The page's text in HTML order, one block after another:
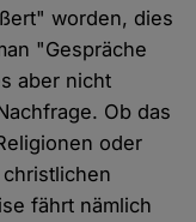
worden, dies
"Gespräche
aber nicht
Ob das
oder
fährt nämlich